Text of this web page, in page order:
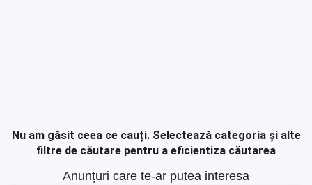
Nu am găsit ceea ce cauți. Selectează categoria și alte
filtre de căutare pentru a eficientiza căutarea
Anunțuri care te-ar putea interesa